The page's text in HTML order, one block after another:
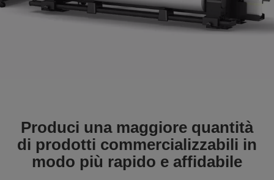
Produci una maggiore quantità
di prodotti commercializzabili in
modo più rapido e affidabile